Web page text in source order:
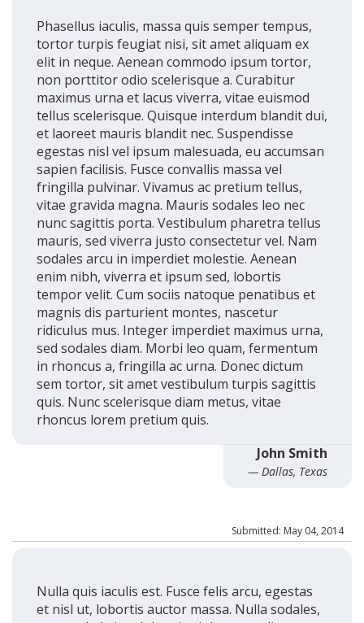
Phasellus iaculis, massa quis semper tempus,
tortor turpis feugiat nisi, sit amet aliquam ex
elit in neque. Aenean commodo ipsum tortor,
non porttitor odio scelerisque a. Curabitur
maximus urna et lacus viverra, vitae euismod
tellus scelerisque. Quisque interdum blandit dui,
et laoreet mauris blandit nec. Suspendisse
egestas nisl vel ipsum malesuada, eu accumsan
sapien facilisis. Fusce convallis massa vel
fringilla pulvinar. Vivamus ac pretium tellus,
vitae gravida magna. Mauris sodales leo nec
nunc sagittis porta. Vestibulum pharetra tellus
mauris, sed viverra justo consectetur vel. Nam
sodales arcu in imperdiet molestie. Aenean
enim nibh, viverra et ipsum sed, lobortis
tempor velit. Cum sociis natoque penatibus et
magnis dis parturient montes, nascetur
ridiculus mus. Integer imperdiet maximus urna,
sed sodales diam. Morbi leo quam, fermentum
in rhoncus a, fringilla ac urna. Donec dictum
sem tortor, sit amet vestibulum turpis sagittis
quis. Nunc scelerisque diam metus, vitae
rhoncus lorem pretium quis.
John Smith
— Dallas, Texas
Submitted: May 04, 2014
Nulla quis iaculis est. Fusce felis arcu, egestas
et nisl ut, lobortis auctor massa. Nulla sodales,